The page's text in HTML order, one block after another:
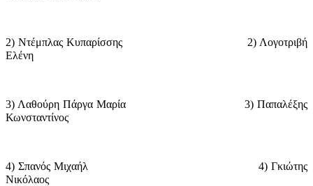
2) Ντέμπλας Κυπαρίσσης
2) Λογοτριβή
Ελένη
3) Λαθούρη Πάργα Μαρία
3) Παπαλέξης
Κωνσταντίνος
4) Σπανός Μιχαήλ
4) Γκιώτης
Νικόλαος